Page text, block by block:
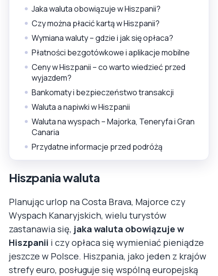
Jaka waluta obowiązuje w Hiszpanii?
Czy można płacić kartą w Hiszpanii?
Wymiana waluty – gdzie i jak się opłaca?
Płatności bezgotówkowe i aplikacje mobilne
Ceny w Hiszpanii – co warto wiedzieć przed
wyjazdem?
Bankomaty i bezpieczeństwo transakcji
Waluta a napiwki w Hiszpanii
Waluta na wyspach – Majorka, Teneryfa i Gran
Canaria
Przydatne informacje przed podróżą
Hiszpania waluta
Planując urlop na Costa Brava, Majorce czy
Wyspach Kanaryjskich, wielu turystów
zastanawia się, jaka waluta obowiązuje w
Hiszpanii i czy opłaca się wymieniać pieniądze
jeszcze w Polsce. Hiszpania, jako jeden z krajów
strefy euro, posługuje się wspólną europejską